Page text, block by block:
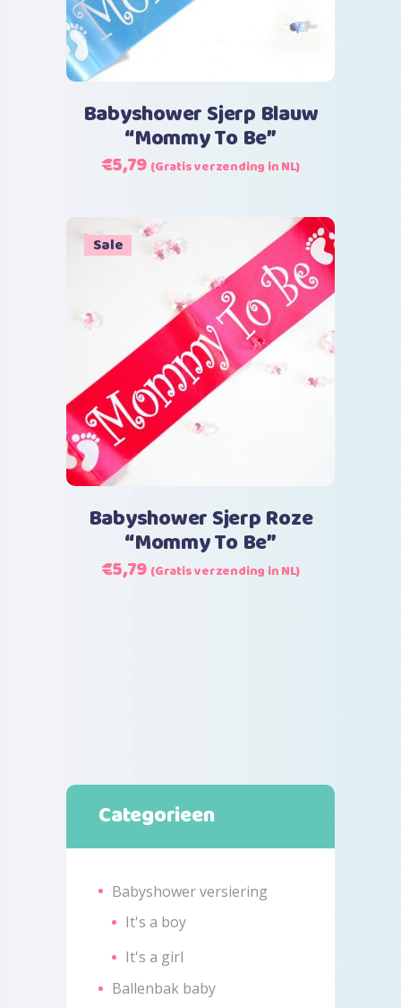
Babyshower Sjerp Blauw
“Mommy To Be”
Oorspronkelijke
€7,99.
€5,79Huidige
€5,79.
(Gratis verzending in NL)
Sale
Toevoegen aan winkelwagen
Babyshower Sjerp Roze
“Mommy To Be”
Oorspronkelijke
€5,79Huidige
(Gratis verzending in NL)
Categorieen
Babyshower versiering
It's a boy
It's a girl
Ballenbak baby